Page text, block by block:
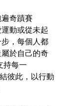
奇蹟賽
動或從未起
，每個人都
於自己的奇
持每一
彼此，以行動